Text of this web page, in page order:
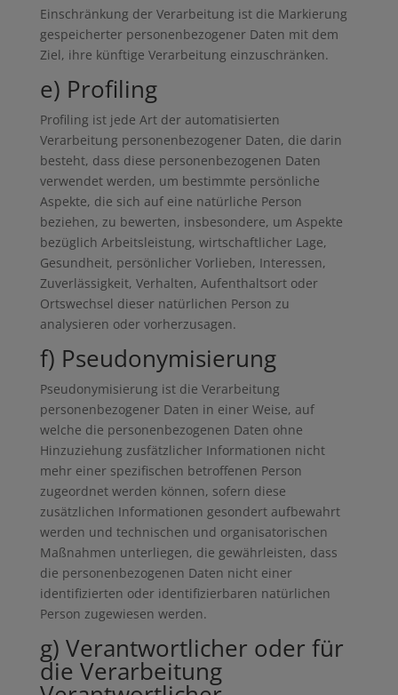
Einschränkung der Verarbeitung ist die Markierung
gespeicherter personenbezogener Daten mit dem
Ziel, ihre künftige Verarbeitung einzuschränken.
e) Profiling
Profiling ist jede Art der automatisierten
Verarbeitung personenbezogener Daten, die darin
besteht, dass diese personenbezogenen Daten
verwendet werden, um bestimmte persönliche
Aspekte, die sich auf eine natürliche Person
beziehen, zu bewerten, insbesondere, um Aspekte
bezüglich Arbeitsleistung, wirtschaftlicher Lage,
Gesundheit, persönlicher Vorlieben, Interessen,
Zuverlässigkeit, Verhalten, Aufenthaltsort oder
Ortswechsel dieser natürlichen Person zu
analysieren oder vorherzusagen.
f) Pseudonymisierung
Pseudonymisierung ist die Verarbeitung
personenbezogener Daten in einer Weise, auf
welche die personenbezogenen Daten ohne
Hinzuziehung zusfätzlicher Informationen nicht
mehr einer spezifischen betroffenen Person
zugeordnet werden können, sofern diese
zusätzlichen Informationen gesondert aufbewahrt
werden und technischen und organisatorischen
Maßnahmen unterliegen, die gewährleisten, dass
die personenbezogenen Daten nicht einer
identifizierten oder identifizierbaren natürlichen
Person zugewiesen werden.
g) Verantwortlicher oder für
die Verarbeitung